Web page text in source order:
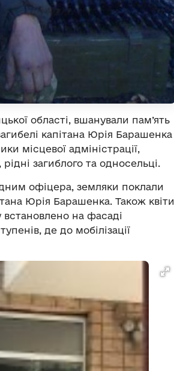
області, вшанували пам’ять
капітана Юрія Барашенка
місцевої адміністрації,
загиблого та односельці.
офіцера, земляки поклали
Юрія Барашенка. Також квіти
на фасаді
де до мобілізації